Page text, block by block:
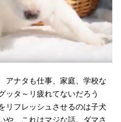
ナタも仕事、家庭、学校な
ッタ～リ疲れてないだろう
フレッシュさせるのは子犬
、これはマジな話。ダマさ